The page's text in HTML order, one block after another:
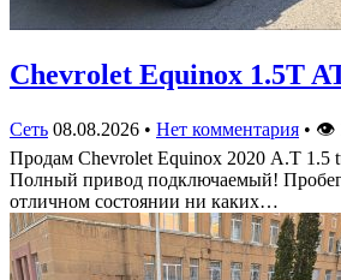
Chevrolet Equinox 1.5T
Сеть 08.08.2026 • Нет комментария • 👁
Продам Chevrolet Equinox 2020 А.Т 1.5
Полный привод подключаемый!
отличном состоянии ни каких…